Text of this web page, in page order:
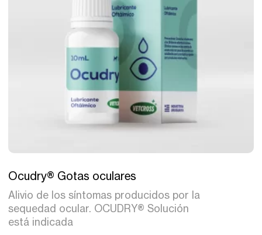
Tratamiento
Ocudry® Gotas oculares
Alivio de los síntomas producidos por la
sequedad ocular. OCUDRY® Solución
está indicada